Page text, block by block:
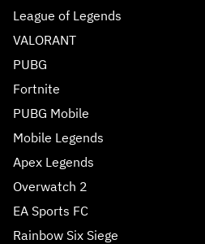
League of Legends
VALORANT
PUBG
Fortnite
PUBG Mobile
Mobile Legends
Apex Legends
Overwatch 2
EA Sports FC
Rainbow Six Siege